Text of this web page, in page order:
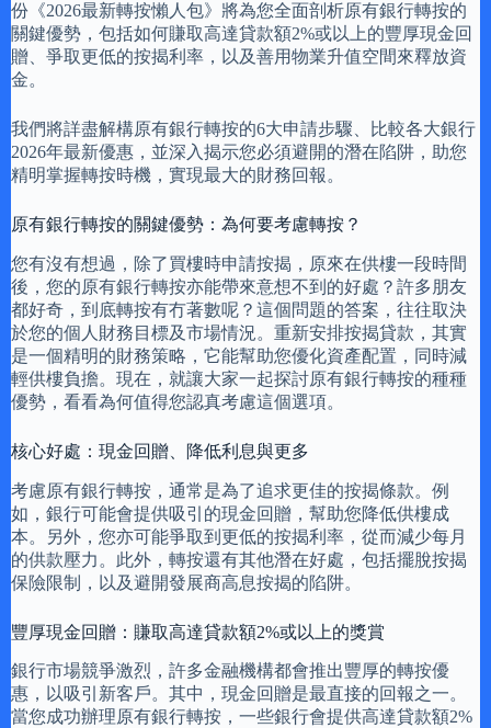
份《2026最新轉按懶人包》將為您全面剖析原有銀行轉按的
關鍵優勢，包括如何賺取高達貸款額2%或以上的豐厚現金回
贈、爭取更低的按揭利率，以及善用物業升值空間來釋放資
金。
我們將詳盡解構原有銀行轉按的6大申請步驟、比較各大銀行
2026年最新優惠，並深入揭示您必須避開的潛在陷阱，助您
精明掌握轉按時機，實現最大的財務回報。
原有銀行轉按的關鍵優勢：為何要考慮轉按？
您有沒有想過，除了買樓時申請按揭，原來在供樓一段時間
後，您的原有銀行轉按亦能帶來意想不到的好處？許多朋友
都好奇，到底轉按有冇著數呢？這個問題的答案，往往取決
於您的個人財務目標及市場情況。重新安排按揭貸款，其實
是一個精明的財務策略，它能幫助您優化資產配置，同時減
輕供樓負擔。現在，就讓大家一起探討原有銀行轉按的種種
優勢，看看為何值得您認真考慮這個選項。
核心好處：現金回贈、降低利息與更多
考慮原有銀行轉按，通常是為了追求更佳的按揭條款。例
如，銀行可能會提供吸引的現金回贈，幫助您降低供樓成
本。另外，您亦可能爭取到更低的按揭利率，從而減少每月
的供款壓力。此外，轉按還有其他潛在好處，包括擺脫按揭
保險限制，以及避開發展商高息按揭的陷阱。
豐厚現金回贈：賺取高達貸款額2%或以上的獎賞
銀行市場競爭激烈，許多金融機構都會推出豐厚的轉按優
惠，以吸引新客戶。其中，現金回贈是最直接的回報之一。
當您成功辦理原有銀行轉按，一些銀行會提供高達貸款額2%